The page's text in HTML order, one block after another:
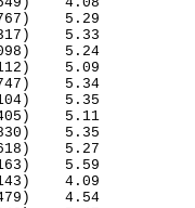
5.29
5.33
5.24
5.09
5.34
5.35
5.11
5.35
5.27
5.59
4.09
4.54